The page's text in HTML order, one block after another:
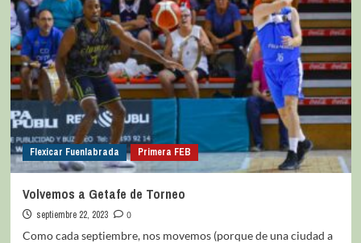
Flexicar Fuenlabrada Primera FEB
Volvemos a Getafe de Torneo
septiembre 22, 2023
0
Como cada septiembre, nos movemos (porque de una ciudad a